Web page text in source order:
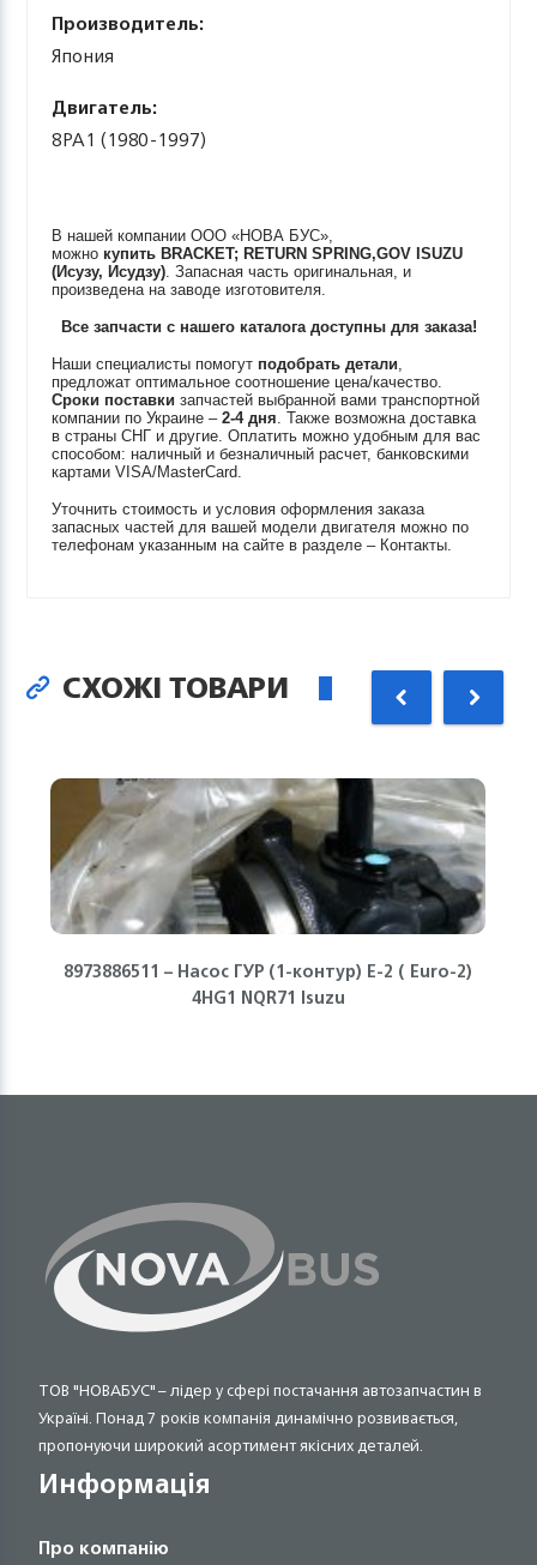
Производитель:
Япония
Двигатель:
8PA1 (1980-1997)
В нашей компании ООО «НОВА БУС»,
можно купить BRACKET; RETURN SPRING,GOV ISUZU
(Исузу, Исудзу). Запасная часть оригинальная, и
произведена на заводе изготовителя.
Все запчасти с нашего каталога доступны для заказа!
Наши специалисты помогут подобрать детали,
предложат оптимальное соотношение цена/качество.
Сроки поставки запчастей выбранной вами транспортной
компании по Украине –2-4 дня. Также возможна доставка
в страны СНГ и другие. Оплатить можно удобным для вас
способом: наличный и безналичный расчет, банковскими
картами VISA/MasterCard.
Уточнить стоимость и условия оформления заказа
запасных частей для вашей модели двигателя можно по
телефонам указанным на сайте в разделе – Контакты.
СХОЖІ ТОВАРИ
8973886511 – Насос ГУР (1-контур) Е-2 ( Euro-2)
4HG1 NQR71 Isuzu
ТОВ "НОВАБУС" – лідер у сфері постачання автозапчастин в
Україні. Понад 7 років компанія динамічно розвивається,
пропонуючи широкий асортимент якісних деталей.
Информація
Про компанію